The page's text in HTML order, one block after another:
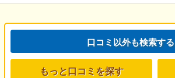
口コミ以外も検索する
もっと口コミを探す